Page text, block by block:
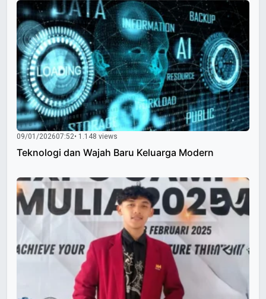
09/01/202607:52• 1.148 views
Teknologi dan Wajah Baru Keluarga Modern